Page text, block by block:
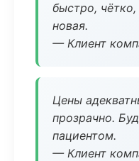
быстро,
новая.
— Клиент
Цены
прозрачно.
пациентом.
— Клиент